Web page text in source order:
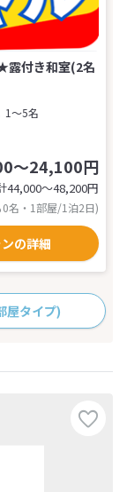
露付き和室(2名
1～5名
～24,100円
44,000〜48,200円
名・1部屋/1泊2日)
の詳細
屋タイプ)